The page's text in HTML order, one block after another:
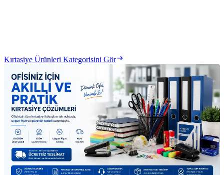
Kırtasiye Ürünleri Kategorisini Gör